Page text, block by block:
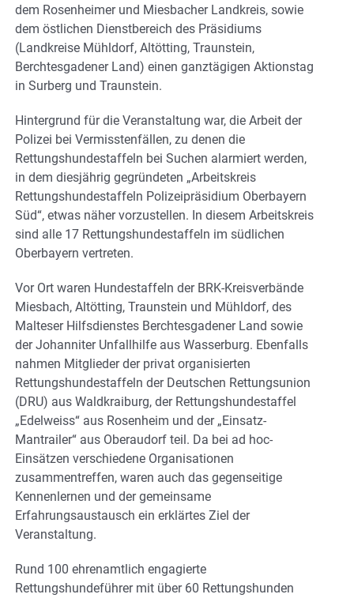
dem Rosenheimer und Miesbacher Landkreis, sowie
dem östlichen Dienstbereich des Präsidiums
(Landkreise Mühldorf, Altötting, Traunstein,
Berchtesgadener Land) einen ganztägigen Aktionstag
in Surberg und Traunstein.
Hintergrund für die Veranstaltung war, die Arbeit der
Polizei bei Vermisstenfällen, zu denen die
Rettungshundestaffeln bei Suchen alarmiert werden,
in dem diesjährig gegründeten „Arbeitskreis
Rettungshundestaffeln Polizeipräsidium Oberbayern
Süd“, etwas näher vorzustellen. In diesem Arbeitskreis
sind alle 17 Rettungshundestaffeln im südlichen
Oberbayern vertreten.
Vor Ort waren Hundestaffeln der BRK-Kreisverbände
Miesbach, Altötting, Traunstein und Mühldorf, des
Malteser Hilfsdienstes Berchtesgadener Land sowie
der Johanniter Unfallhilfe aus Wasserburg. Ebenfalls
nahmen Mitglieder der privat organisierten
Rettungshundestaffeln der Deutschen Rettungsunion
(DRU) aus Waldkraiburg, der Rettungshundestaffel
„Edelweiss“ aus Rosenheim und der „Einsatz-
Mantrailer“ aus Oberaudorf teil. Da bei ad hoc-
Einsätzen verschiedene Organisationen
zusammentreffen, waren auch das gegenseitige
Kennenlernen und der gemeinsame
Erfahrungsaustausch ein erklärtes Ziel der
Veranstaltung.
Rund 100 ehrenamtlich engagierte
Rettungshundeführer mit über 60 Rettungshunden